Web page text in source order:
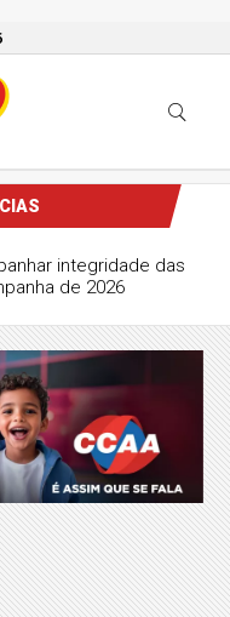
integridade das
de 2026